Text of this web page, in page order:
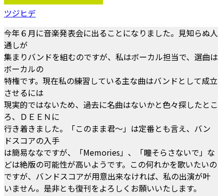
ツジヒデ
今年６月に音楽発表会に出ることになりました。見知らぬ人
通しが
集まりバンドを組むのですが、私はボーカル担当で、選曲は
ボーカルの
特権です。現在私の練習している主な曲はバンドとして成立
させるには
現実的ではないため、過去に名曲はないかと色々探したとこ
ろ、ＤＥＥＮに
行き着きました。「このまま君～」は定番とも言え、バン
ドスコアの入手
は簡易ななですが、「Memories」、「瞳そらさないで」な
どは絶版の可能性が高いようです。この何れかを歌いたいの
ですが、バンドスコアが用意出来なければ、私の出演が叶
いません。是非とも復刊をよろしくお願いいたします。